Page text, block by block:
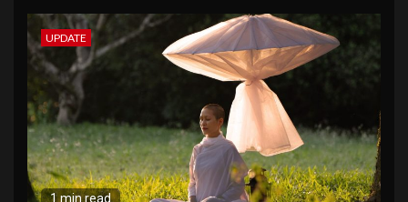
UPDATE
1 min read